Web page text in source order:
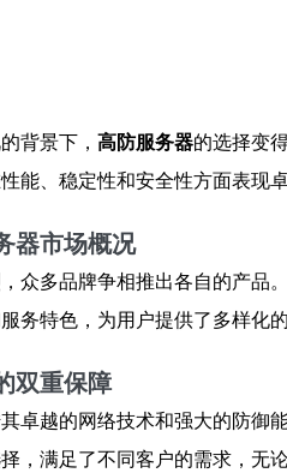
背景下， 高防服务器的选择变
能、稳定性和安全性方面表现卓
器市场概况
众多品牌争相推出各自的产品
务特色，为用户提供了多样化的
双重保障
卓越的网络技术和强大的防御
，满足了不同客户的需求，无